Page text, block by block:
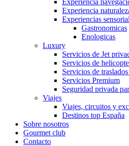
Experiencia
Experiencia
Experiencias
Gastronomicas
Enologicas
Luxury
Servicios de Jet
Servicios de
Servicios de
Servicios Premium
Seguridad privada
Viajes
Viajes, circuitos y
Destinos top España
Sobre nosotros
Gourmet club
Contacto